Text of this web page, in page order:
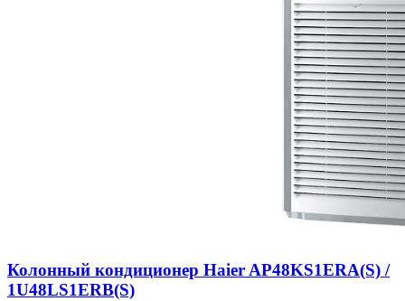
Колонный кондиционер Haier AP48KS1ERA(S) /
1U48LS1ERB(S)